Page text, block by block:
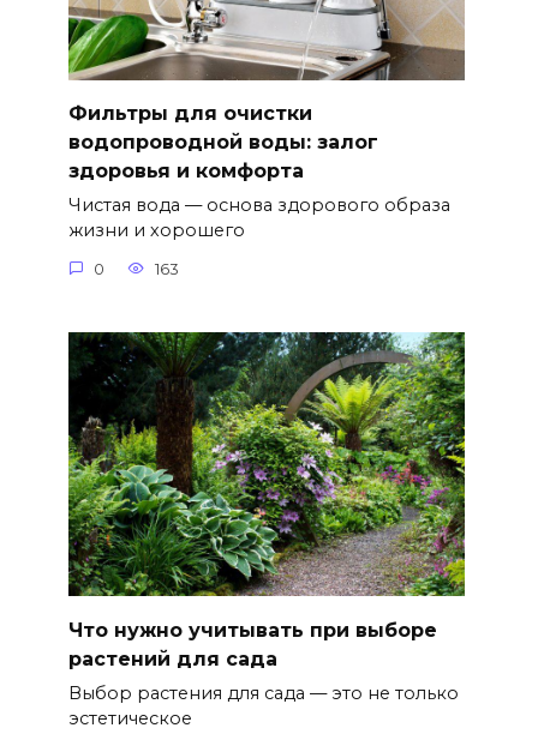
Фильтры для очистки
водопроводной воды: залог
здоровья и комфорта
Чистая вода — основа здорового образа
жизни и хорошего
0 163
Что нужно учитывать при выборе
растений для сада
Выбор растения для сада — это не только
эстетическое